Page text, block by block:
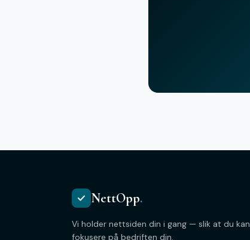
NettOpp.
Vi holder nettsiden din i gang — slik at du kan
fokusere på bedriften din.